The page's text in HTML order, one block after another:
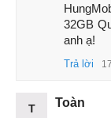
32GB
anh ạ!
Trả lời
T
Toàn